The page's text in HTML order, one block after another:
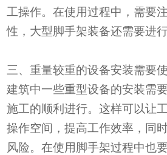
工操作。在使用过程中，需要
性，大型脚手架装备还需要进行
三、重量较重的设备安装需要
建筑中一些重型设备的安装需
施工的顺利进行。这样可以让
操作空间，提高工作效率，同
风险。在使用脚手架过程中也